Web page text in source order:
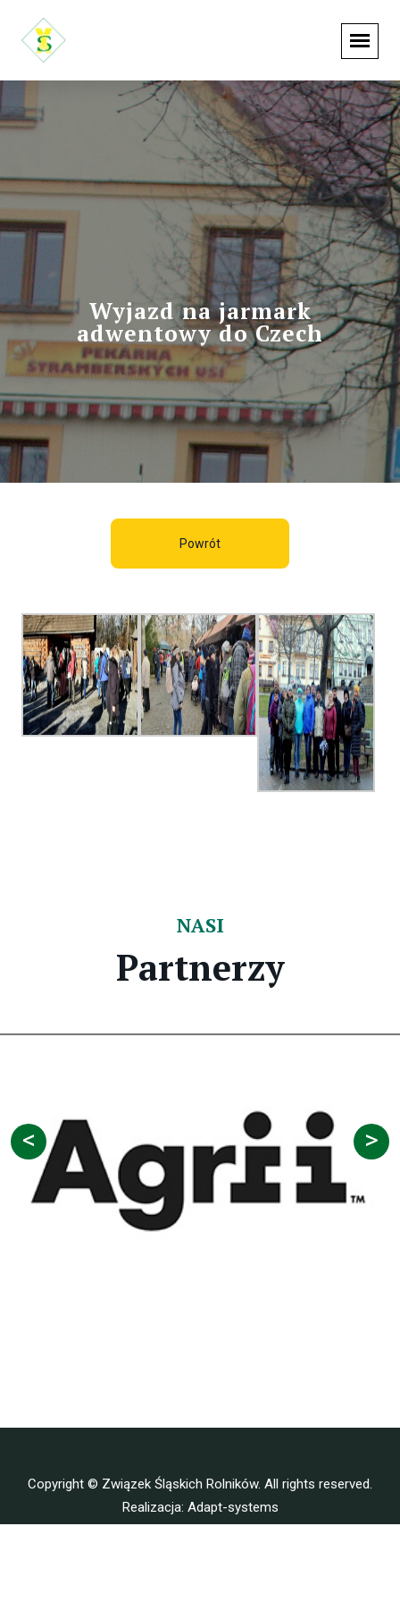
Wyjazd na jarmark
adwentowy do Czech
Powrót
NASI
Partnerzy
Copyright © Związek Śląskich Rolników. All rights reserved.
Realizacja: Adapt-systems